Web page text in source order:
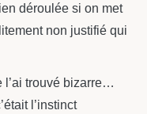
déroulée si on met
non justifié qui
l’ai trouvé bizarre…
l’instinct